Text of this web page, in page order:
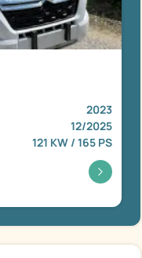
2023
12/2025
121 KW / 165 PS